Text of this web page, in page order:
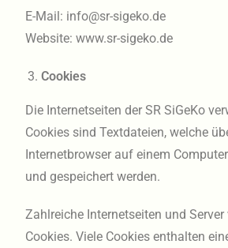
E-Mail: info@sr-sigeko.de
Website: www.sr-sigeko.de
Cookies
Die Internetseiten der SR SiGeKo
Cookies sind Textdateien, welche
Internetbrowser auf einem
und gespeichert werden.
Zahlreiche Internetseiten und Server
Cookies. Viele Cookies enthalten